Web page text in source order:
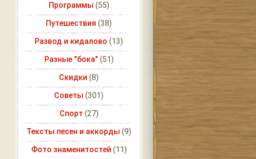
Программы (55)
Путешествия (38)
Развод и кидалово (13)
Разные "бока" (51)
Скидки (8)
Советы (301)
Спорт (27)
Тексты песен и аккорды (9)
Фото знаменитостей (11)